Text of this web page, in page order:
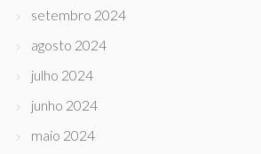
setembro 2024
agosto 2024
julho 2024
junho 2024
maio 2024